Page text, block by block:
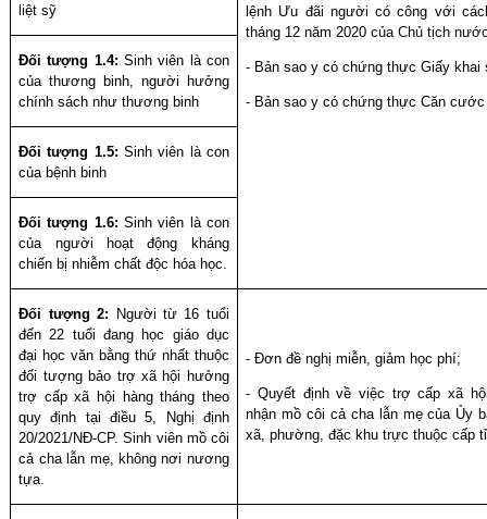
lệnh Ưu đãi người có công với
tháng 12 năm 2020của Chủ tịch
- Bản sao y có chứng thực Giấy khai
- Bản sao y có chứng thực Căn cước
liệt sỹ
Đối tượng 1.4: Sinh viên là con
của thương binh, người hưởng
chính sách như thương binh
Đối tượng 1.5: Sinh viên là con
của bệnh binh
Đối tượng 1.6: Sinh viên là con
của người hoạt động kháng
chiến bị nhiễm chất độc hóa học.
Đối tượng 2: Người từ 16 tuổi
đến 22 tuổi đang học giáo dục
đại học văn bằng thứ nhất thuộc
đối tượng bảo trợ xã hội hưởng
trợ cấp xã hội hàng tháng theo
quy định tại điều 5, Nghị định
20/2021/NĐ-CP. Sinh viên mồ côi
cả cha lẫn mẹ, không nơi nương
tựa.
- Đơn đề nghị miễn, giảm học phí;
- Quyết định về việc trợ cấp xã
nhận mồ côi cả cha lẫn mẹ của Ủy
xã, phường, đặc khu trực thuộc cấp